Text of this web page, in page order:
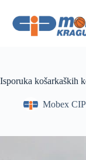
content
Isporuka košarkaških
Mobex CIP